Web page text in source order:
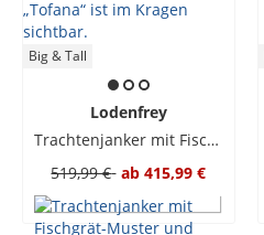
Big & Tall
Lodenfrey
Trachtenjanker mit Fischgrät-Muster und Wappenknöpfen
519,99 € ab 415,99 €